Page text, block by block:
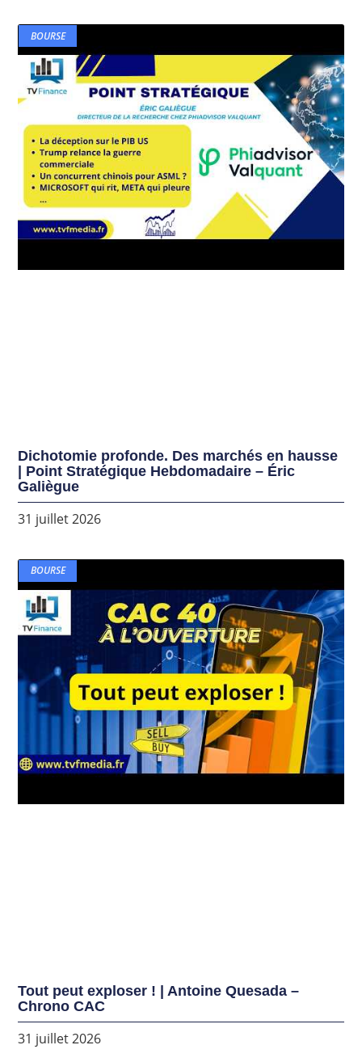
BOURSE
Dichotomie profonde. Des marchés en hausse
| Point Stratégique Hebdomadaire – Éric
Galiègue
31 juillet 2026
BOURSE
Tout peut exploser ! | Antoine Quesada –
Chrono CAC
31 juillet 2026